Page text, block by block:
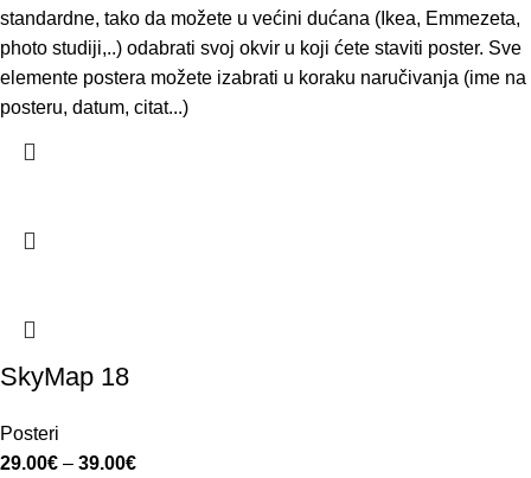
standardne, tako da možete u većini dućana (Ikea, Emmezeta,
photo studiji,..) odabrati svoj okvir u koji ćete staviti poster. Sve
elemente postera možete izabrati u koraku naručivanja (ime na
posteru, datum, citat...)
SkyMap 18
Posteri
29.00€ – 39.00€